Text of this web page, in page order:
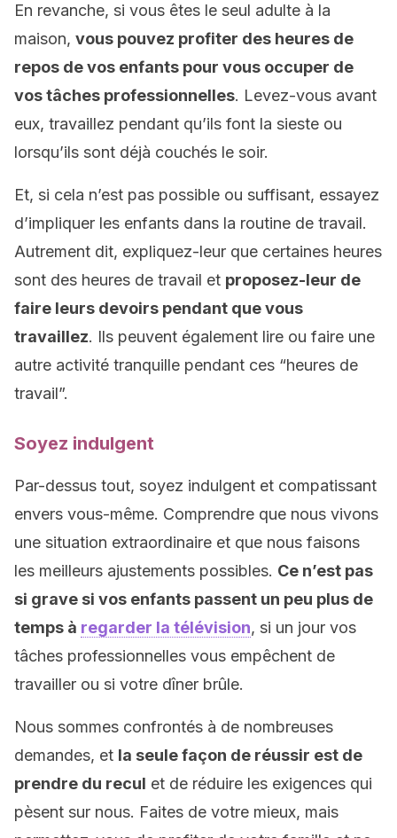
En revanche, si vous êtes le seul adulte à la
maison, vous pouvez profiter des heures de
repos de vos enfants pour vous occuper de
vos tâches professionnelles. Levez-vous avant
eux, travaillez pendant qu’ils font la sieste ou
lorsqu’ils sont déjà couchés le soir.
Et, si cela n’est pas possible ou suffisant, essayez
d’impliquer les enfants dans la routine de travail.
Autrement dit, expliquez-leur que certaines heures
sont des heures de travail et proposez-leur de
faire leurs devoirs pendant que vous
travaillez. Ils peuvent également lire ou faire une
autre activité tranquille pendant ces “heures de
travail”.
Soyez indulgent
Par-dessus tout, soyez indulgent et compatissant
envers vous-même. Comprendre que nous vivons
une situation extraordinaire et que nous faisons
les meilleurs ajustements possibles. Ce n’est pas
si grave si vos enfants passent un peu plus de
temps à regarder la télévision, si un jour vos
tâches professionnelles vous empêchent de
travailler ou si votre dîner brûle.
Nous sommes confrontés à de nombreuses
demandes, et la seule façon de réussir est de
prendre du recul et de réduire les exigences qui
pèsent sur nous. Faites de votre mieux, mais